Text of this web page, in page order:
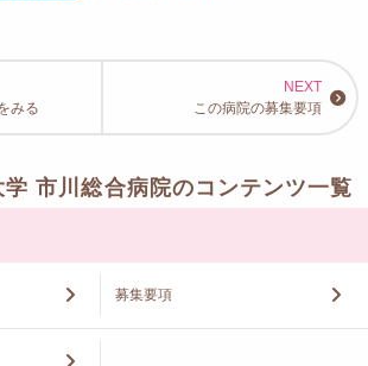
みる この病院の募集要項
学 市川総合病院のコンテンツ一覧
募集要項